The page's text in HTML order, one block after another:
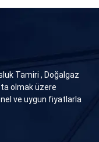
Tamiri , Doğalgaz
olmak üzere
ve uygun fiyatlarla